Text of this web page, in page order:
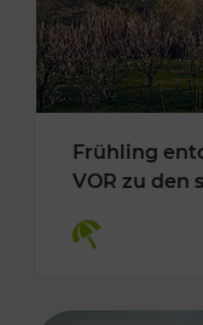
Frühling
VOR zu den